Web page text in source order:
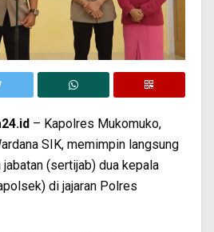
– Kapolres Mukomuko,
SIK, memimpin langsung
(sertijab) dua kepala
di jajaran Polres